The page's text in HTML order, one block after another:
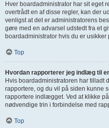
Hver boardadministrator har sit eget
overtrådt en af disse regler, kan der
venligst at det er administratorens
gøre med en advarsel udstedt fra et
boardadministrator hvis du er
Top
Hvordan rapporterer jeg indlæg til
Hvis boardadministratoren har tilladt
rapportere, og du vil på siden kunne
rapportere indlægget. Ved at klikke
nødvendige trin i forbindelse med
Top